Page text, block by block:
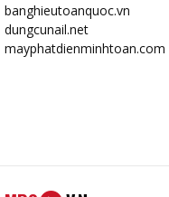
banghieutoanquoc.vn
dungcunail.net
mayphatdienminhtoan.com